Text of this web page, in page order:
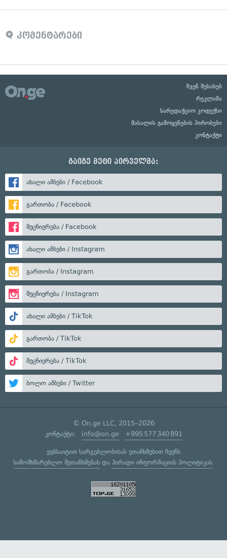
კომენტარები
ჩვენ შესახებ
რეკლამა
სარედაქციო კოდექსი
მასალის გამოყენების პირობები
კონტაქტი
გაიგე მეტი პირველმა:
ახალი ამბები / Facebook
გართობა / Facebook
მეცნიერება / Facebook
ახალი ამბები / Instagram
გართობა / Instagram
მეცნიერება / Instagram
ახალი ამბები / TikTok
გართობა / TikTok
მეცნიერება / TikTok
ბოლო ამბები / Twitter
© On.ge LLC, 2015–2026
კონტაქტი: info@on.ge +995 577 340 891
ვებსაიტით სარგებლობისას ეთანხმებით ჩვენს
სამომხმარებლო შეთანხმებასდა პირადი ინფორმაციის პოლიტიკას.